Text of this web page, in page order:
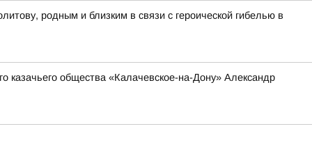
родным и близким в связи с героической гибелью в
общества «Калачевское-на-Дону» Александр